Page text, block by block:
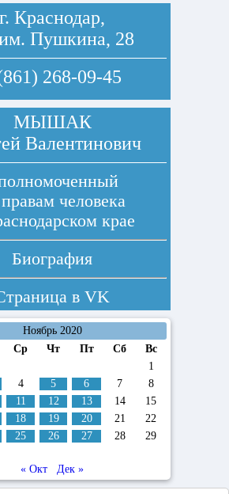
г. Краснодар,
Пушкина, 28
268-09-45
МЫШАК
Валентинович
человека
крае
Биография
в VK
Ноябрь 2020
Ср Чт Пт Сб
Вс
1
4 5 6 7
8
11 12 13 14
15
18 19 20 21
22
25 26 27 28
29
« Окт
Дек »